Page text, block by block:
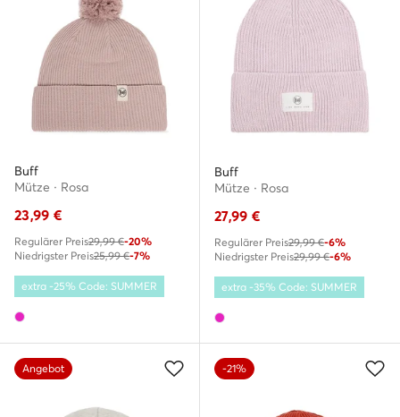
Buff
Mütze · Rosa
23,99 €
Regulärer Preis29,99 €-20%
Niedrigster Preis25,99 €-7%
extra -25% Code: SUMMER
Buff
Mütze · Rosa
27,99 €
Regulärer Preis29,99 €-6%
Niedrigster Preis29,99 €-6%
extra -35% Code: SUMMER
Angebot -21%